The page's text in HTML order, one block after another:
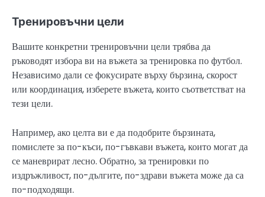
Тренировъчни цели
Вашите конкретни тренировъчни цели трябва да
ръководят избора ви на въжета за тренировка по футбол.
Независимо дали се фокусирате върху бързина, скорост
или координация, изберете въжета, които съответстват на
тези цели.
Например, ако целта ви е да подобрите бързината,
помислете за по-къси, по-гъвкави въжета, които могат да
се маневрират лесно. Обратно, за тренировки по
издръжливост, по-дългите, по-здрави въжета може да са
по-подходящи.